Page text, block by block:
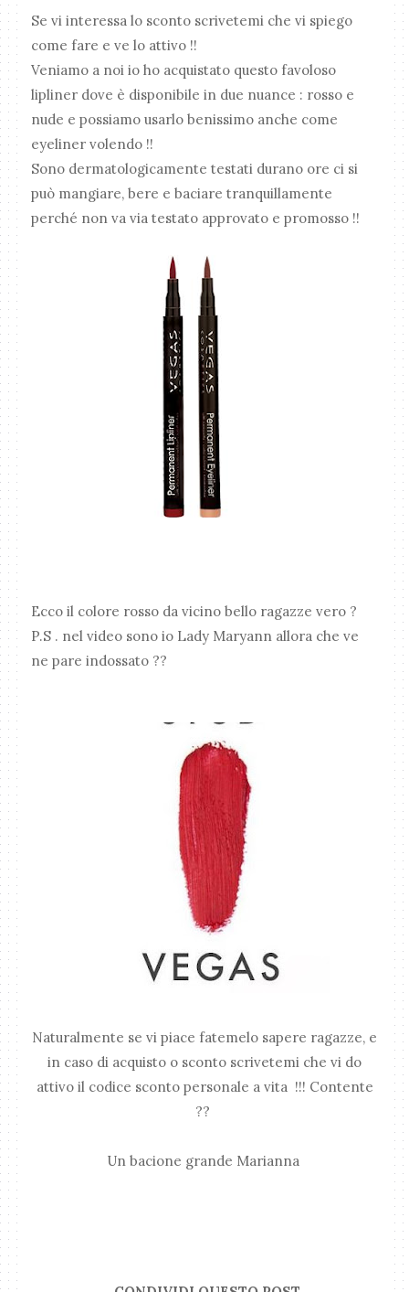
Se vi interessa lo sconto scrivetemi che vi spiego
come fare e ve lo attivo !!
Veniamo a noi io ho acquistato questo favoloso
lipliner dove è disponibile in due nuance : rosso e
nude e possiamo usarlo benissimo anche come
eyeliner volendo !!
Sono dermatologicamente testati durano ore ci si
può mangiare, bere e baciare tranquillamente
perché non va via testato approvato e promosso !!
Ecco il colore rosso da vicino bello ragazze vero ?
P.S . nel video sono io Lady Maryann allora che ve
ne pare indossato ??
Naturalmente se vi piace fatemelo sapere ragazze, e
in caso di acquisto o sconto scrivetemi che vi do
attivo il codice sconto personale a vita !!! Contente
??
Un bacione grande Marianna